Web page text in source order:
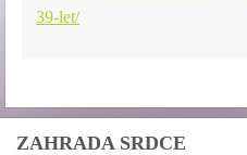
39-let/
ZAHRADA SRDCE